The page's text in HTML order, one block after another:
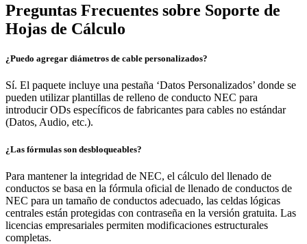
Preguntas Frecuentes sobre Soporte de
Hojas de Cálculo
¿Puedo agregar diámetros de cable personalizados?
Sí. El paquete incluye una pestaña ‘Datos Personalizados’ donde se
pueden utilizar plantillas de relleno de conducto NEC para
introducir ODs específicos de fabricantes para cables no estándar
(Datos, Audio, etc.).
¿Las fórmulas son desbloqueables?
Para mantener la integridad de NEC, el cálculo del llenado de
conductos se basa en la fórmula oficial de llenado de conductos de
NEC para un tamaño de conductos adecuado, las celdas lógicas
centrales están protegidas con contraseña en la versión gratuita. Las
licencias empresariales permiten modificaciones estructurales
completas.